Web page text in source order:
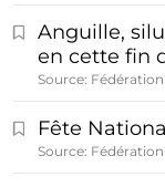
Anguille,
en cette fin
Source:
Fête
Source: